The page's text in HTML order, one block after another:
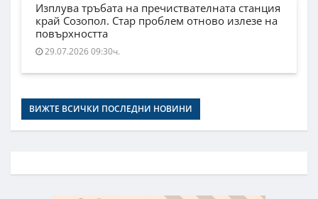
Изплува тръбата на пречиствателната станция
край Созопол. Стар проблем отново излезе на
повърхността
29.07.2026 09:30ч.
ВИЖТЕ ВСИЧКИ ПОСЛЕДНИ НОВИНИ